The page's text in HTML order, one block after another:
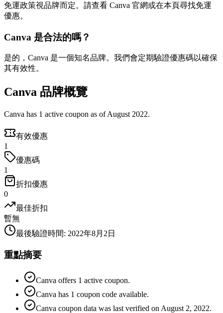
免運政策視品牌而定。請查看 Canva 官網或在本頁尋找免運
優惠。
Canva 是合法的嗎？
是的，Canva 是一個知名品牌。我們會定期驗證優惠碼以確保
其有效性。
Canva 品牌概覽
Canva has 1 active coupon as of August 2022.
有效優惠
1
優惠碼
1
折扣優惠
0
最佳折扣
暫無
最後驗證時間: 2022年8月2日
重點摘要
Canva offers 1 active coupon.
Canva has 1 coupon code available.
Canva coupon data was last verified on August 2, 2022.